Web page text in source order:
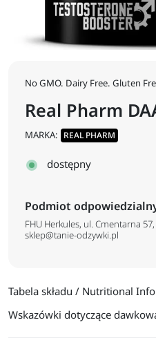
No GMO. Dairy Free. Gluten
Real Pharm
MARKA: REAL PHARM
dostępny
Podmiot
FHU Herkules, ul. Cmentarna
sklep@tanie-odzywki.pl
Tabela składu / Nutritional
Wskazówki dotyczące